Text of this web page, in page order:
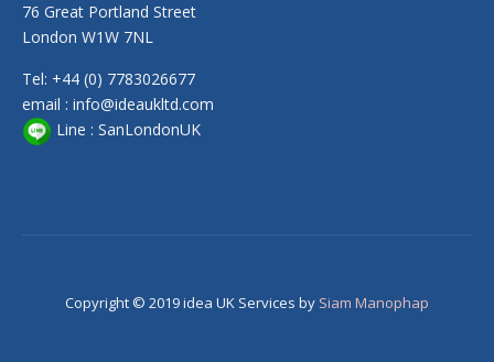
76 Great Portland Street
London W1W 7NL
Tel: +44 (0) 7783026677
email : info@ideaukltd.com
Line : SanLondonUK
Copyright © 2019 idea UK Services by Siam Manophap